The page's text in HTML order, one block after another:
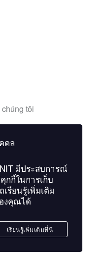
tôi
คล
มีประสบการณ์
กกี้ในการเก็บ
รียนรู้เพิ่มเติม
งคุณได้
เรียนรู้เพิ่มเติมที่นี่